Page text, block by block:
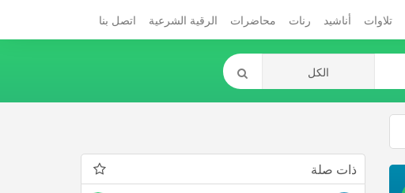
تلاوات أناشيد رنات محاضرات الرقية الشرعية اتصل بنا
ذات صلة